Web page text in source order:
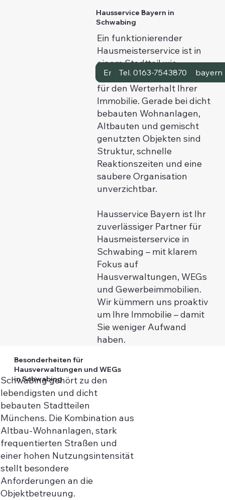
Hausservice Bayern in
Schwabing
Ein funktionierender
Hausmeisterservice ist in
einem Stadtteil wie
Schwabing entscheidend
für den Werterhalt Ihrer
Immobilie. Gerade bei dicht
bebauten Wohnanlagen,
Altbauten und gemischt
genutzten Objekten sind
Struktur, schnelle
Reaktionszeiten und eine
saubere Organisation
unverzichtbar.
Hausservice Bayern ist Ihr
zuverlässiger Partner für
Hausmeisterservice in
Schwabing – mit klarem
Fokus auf
Hausverwaltungen, WEGs
und Gewerbeimmobilien.
Wir kümmern uns proaktiv
um Ihre Immobilie – damit
Sie weniger Aufwand
haben.
Email: info@hausservice.bayern
Tel. 0163-7543870
Besonderheiten für
Hausverwaltungen und WEGs
in Schwabing
Schwabing gehört zu den
lebendigsten und dicht
bebauten Stadtteilen
Münchens. Die Kombination aus
Altbau-Wohnanlagen, stark
frequentierten Straßen und
einer hohen Nutzungsintensität
stellt besondere
Anforderungen an die
Objektbetreuung.